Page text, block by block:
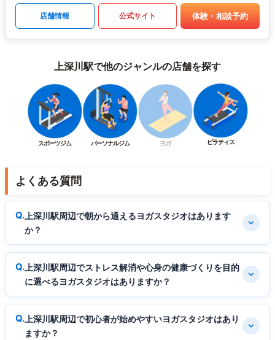
店舗情報 公式サイト 体験・相談予約
上深川駅で他のジャンルの店舗を探す
スポーツジム パーソナルジム ヨガ ピラティス
よくある質問
上深川駅周辺で朝から通えるヨガスタジオはあります
か？
上深川駅周辺でストレス解消や心身の健康づくりを目的
に選べるヨガスタジオはありますか？
上深川駅周辺で初心者が始めやすいヨガスタジオはあり
ますか？